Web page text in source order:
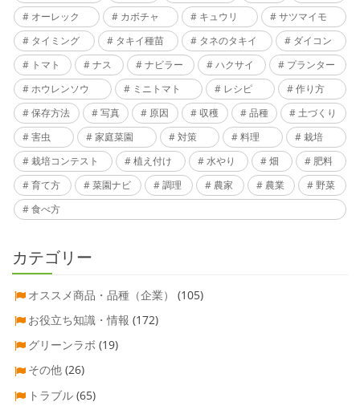
オーレック
カボチャ キュウリ
サツマイモ
タイミング
タキイ種苗 タネのタキイ
ダイコン
トマト
ナス ナビラー ハクサイ
プランター
ホウレンソウ
ミニトマト レシピ
作り方
保存方法
写真 原因 収穫 品種
土づくり
害虫
家庭菜園 対策 料理
栽培
栽培コンテスト
植え付け 水やり 畑
肥料
育て方
菜園ナビ 調理 農家 農業
野菜
食べ方
カテゴリー
オススメ商品・品種（企業）
(105)
お役立ち知識・情報 (172)
グリーンラボ (19)
その他 (26)
トラブル (65)